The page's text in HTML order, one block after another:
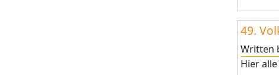
49.
Written
Hier